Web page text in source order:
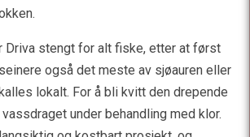
Driva stengt for alt fiske, etter at først
også det meste av sjøauren eller
lokalt. For å bli kvitt den drepende
under behandling med klor.